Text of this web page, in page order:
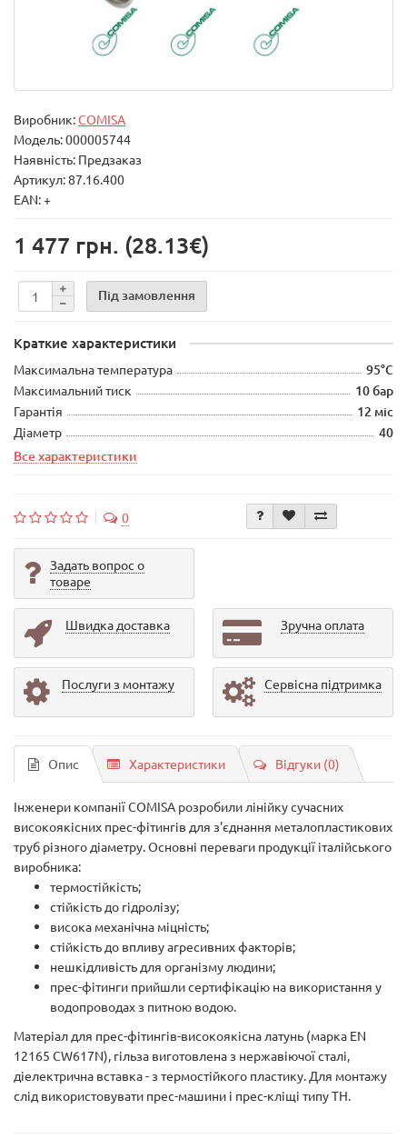
Виробник:COMISA
Модель:000005744
Наявність: Предзаказ
Артикул: 87.16.400
EAN: +
1 477 грн. (28.13€)
Під замовлення
Краткие характеристики
Максимальна температура 95°C
Максимальний тиск 10 бар
Гарантія 12 міс
Діаметр
40
Все характеристики
0
Задать вопрос о
товаре
Швидка доставка Зручна оплата
Послуги з монтажу Сервісна підтримка
Опис Характеристики Відгуки (0)
Інженери компанії COMISA розробили лінійку сучасних
високоякісних прес-фітингів для з'єднання металопластикових
труб різного діаметру. Основні переваги продукції італійського
виробника:
термостійкість;
стійкість до гідролізу;
висока механічна міцність;
стійкість до впливу агресивних факторів;
нешкідливість для організму людини;
прес-фітинги прийшли сертифікацію на використання у
водопроводах з питною водою.
Матеріал для прес-фітингів-високоякісна латунь (марка EN
12165 CW617N), гільза виготовлена з нержавіючої сталі,
діелектрична вставка - з термостійкого пластику. Для монтажу
слід використовувати прес-машини і прес-кліщі типу ТН.